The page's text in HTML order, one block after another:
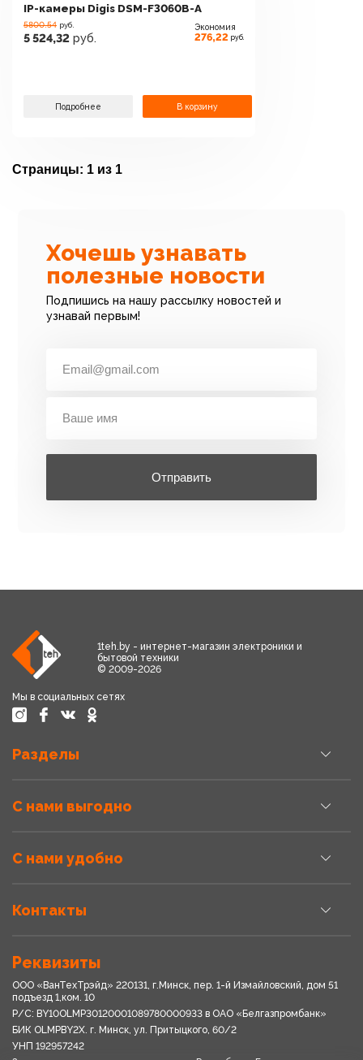
IP-камеры Digis DSM-F3060B-A
5800.54 руб.
5 524,32 руб.
Экономия
276,22 руб.
Подробнее В корзину
Страницы: 1 из 1
Хочешь узнавать
полезные новости
Подпишись на нашу рассылку новостей и
узнавай первым!
Отправить
1teh.by - интернет-магазин электроники и
бытовой техники
© 2009-2026
Мы в социальных сетях
Разделы
С нами выгодно
С нами удобно
Контакты
Реквизиты
ООО «ВанТехТрэйд» 220131, г.Минск, пер. 1-й Измайловский, дом 51
подъезд 1,ком. 10
Р/С: BY10OLMP30120001089780000933 в OАО «Белгазпромбанк»
БИК OLMPBY2X. г. Минск, ул. Притыцкого, 60/2
УНП 192957242